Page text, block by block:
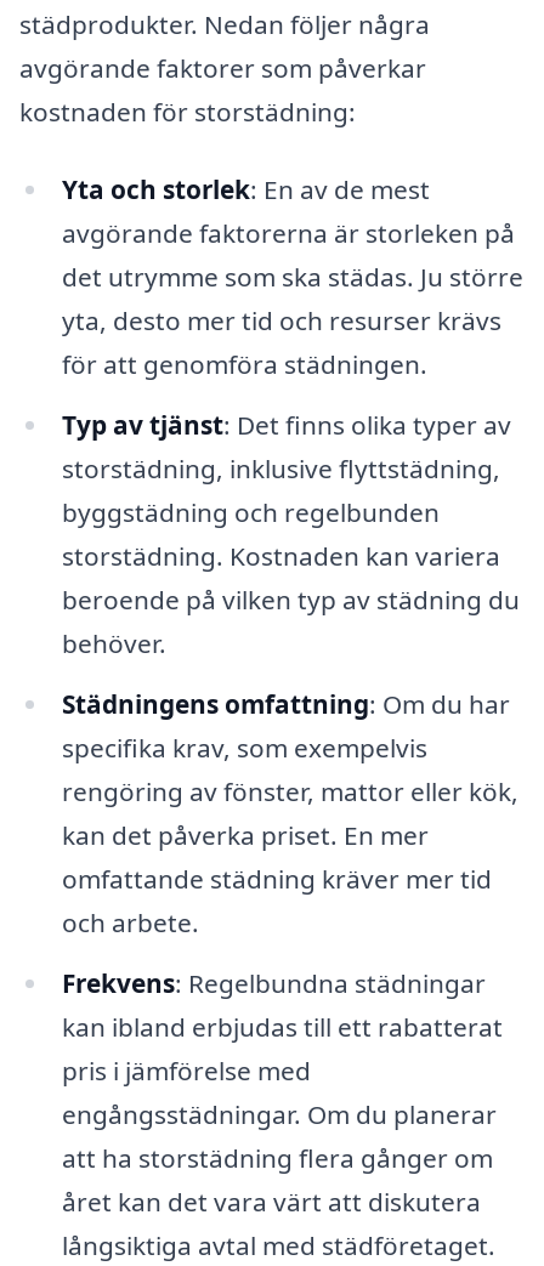
städprodukter. Nedan följer några
avgörande faktorer som påverkar
kostnaden för storstädning:
Yta och storlek: En av de mest
avgörande faktorerna är storleken på
det utrymme som ska städas. Ju större
yta, desto mer tid och resurser krävs
för att genomföra städningen.
Typ av tjänst: Det finns olika typer av
storstädning, inklusive flyttstädning,
byggstädning och regelbunden
storstädning. Kostnaden kan variera
beroende på vilken typ av städning du
behöver.
Städningens omfattning: Om du har
specifika krav, som exempelvis
rengöring av fönster, mattor eller kök,
kan det påverka priset. En mer
omfattande städning kräver mer tid
och arbete.
Frekvens: Regelbundna städningar
kan ibland erbjudas till ett rabatterat
pris i jämförelse med
engångsstädningar. Om du planerar
att ha storstädning flera gånger om
året kan det vara värt att diskutera
långsiktiga avtal med städföretaget.